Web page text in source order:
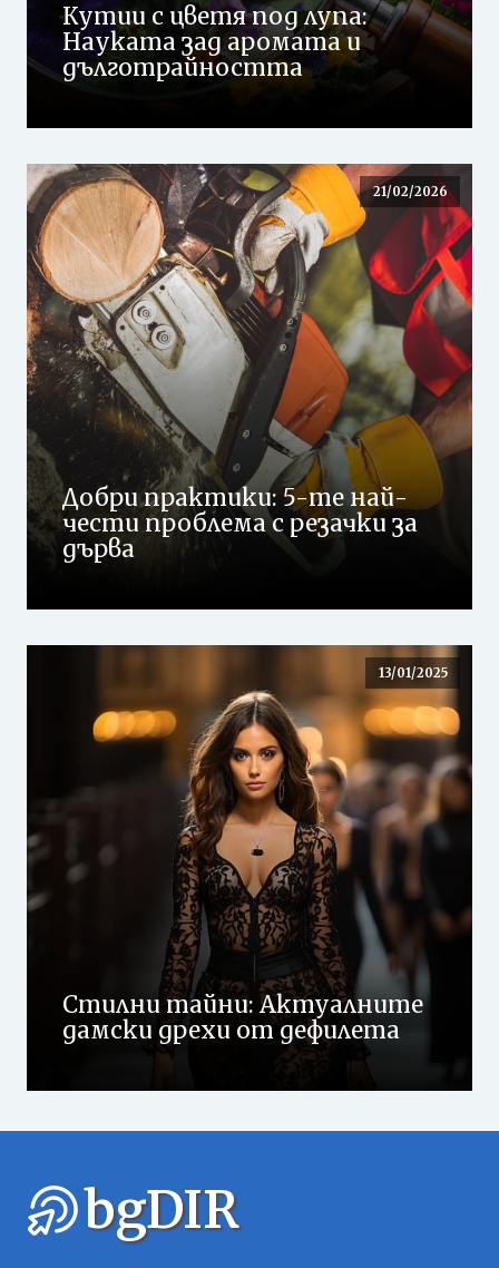
Кутии с цветя под лупа:
Науката зад аромата и
дълготрайността
21/02/2026
Добри практики: 5-те най-
чести проблема с резачки за
дърва
13/01/2025
Стилни тайни: Актуалните
дамски дрехи от дефилета
bgDIR